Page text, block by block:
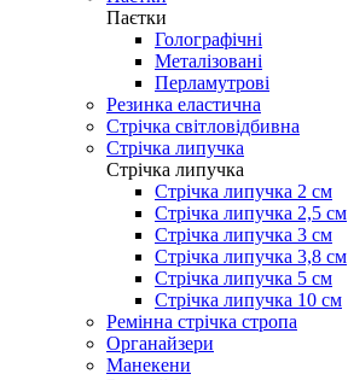
Паєтки
Голографічні
Металізовані
Перламутрові
Резинка еластична
Стрічка світловідбивна
Стрічка липучка
Стрічка липучка
Стрічка липучка 2 см
Стрічка липучка 2,5 см
Стрічка липучка 3 см
Стрічка липучка 3,8 см
Стрічка липучка 5 см
Стрічка липучка 10 см
Ремінна стрічка стропа
Органайзери
Манекени